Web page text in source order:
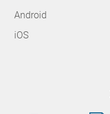
Android
iOS